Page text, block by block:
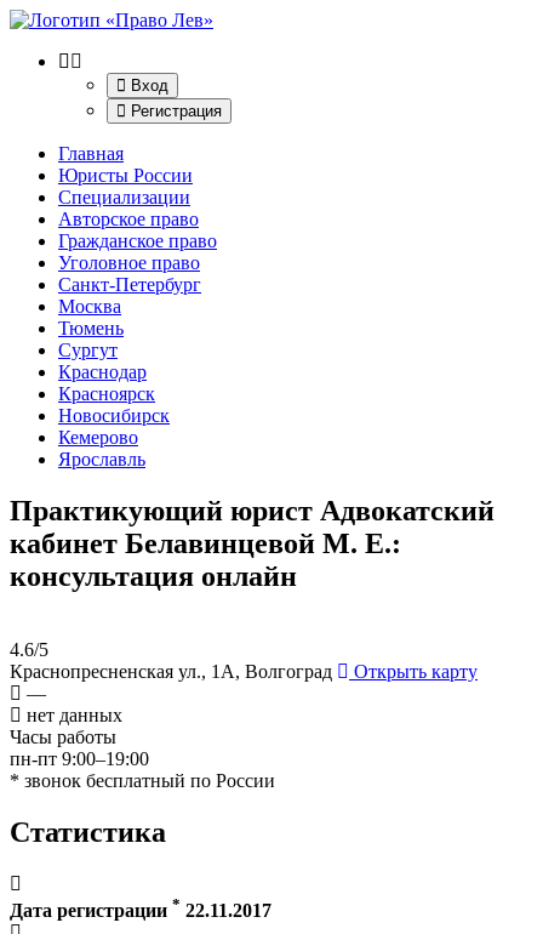
Вход
Регистрация
Главная
Юристы России
Специализации
Авторское право
Гражданское право
Уголовное право
Санкт-Петербург
Москва
Тюмень
Сургут
Краснодар
Красноярск
Новосибирск
Кемерово
Ярославль
Практикующий юрист Адвокатский
кабинет Белавинцевой М. Е.:
консультация онлайн
4.6/5
Краснопресненская ул., 1А, Волгоград
Открыть карту
—
нет данных
Часы работы
пн-пт 9:00–19:00
* звонок бесплатный по России
Статистика
Дата регистрации * 22.11.2017